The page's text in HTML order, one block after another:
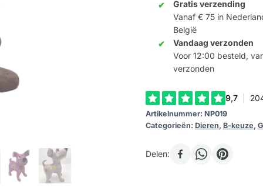
Lila
(verkleurd)
aantal
Gratis verzending
Vanaf € 75 in
België
Vandaag verzonden
Voor 12:00 besteld,
verzonden
Artikelnummer: NP019
Categorieën: Dieren, B-keuze,
Delen: